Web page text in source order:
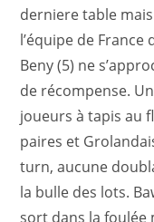
derniere table
l’équipe de
Beny (5) ne
de récompense.
joueurs à tapis au
paires et
turn, aucune
la bulle des lots.
sort dans la foulée